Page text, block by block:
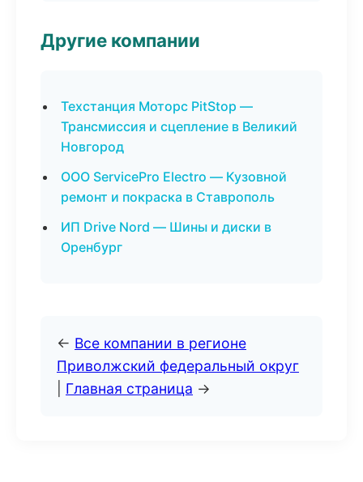
Другие компании
Техстанция Моторс PitStop —
Трансмиссия и сцепление в Великий
Новгород
ООО ServicePro Electro — Кузовной
ремонт и покраска в Ставрополь
ИП Drive Nord — Шины и диски в
Оренбург
← Все компании в регионе
Приволжский федеральный округ
Главная страница →